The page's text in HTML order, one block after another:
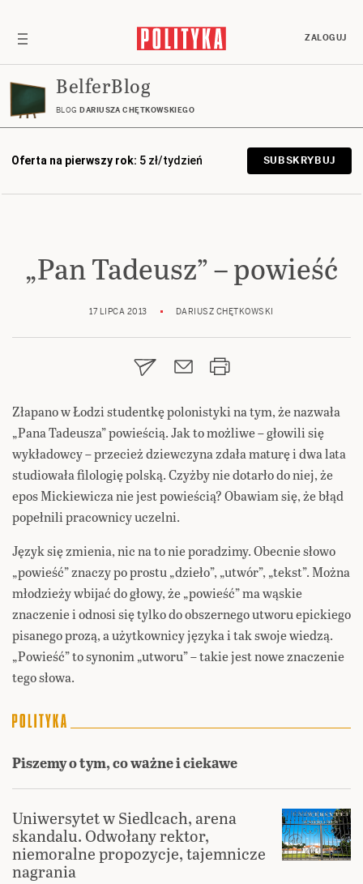
ZALOGUJ
BelferBlog
BLOG DARIUSZA CHĘTKOWSKIEGO
Oferta na pierwszy rok: 5 zł/tydzień SUBSKRYBUJ
„Pan Tadeusz” – powieść
17 LIPCA 2013 DARIUSZ CHĘTKOWSKI
Złapano w Łodzi studentkę polonistyki na tym, że nazwała
„Pana Tadeusza” powieścią. Jak to możliwe – głowili się
wykładowcy – przecież dziewczyna zdała maturę i dwa lata
studiowała filologię polską. Czyżby nie dotarło do niej, że
epos Mickiewicza nie jest powieścią? Obawiam się, że błąd
popełnili pracownicy uczelni.
Język się zmienia, nic na to nie poradzimy. Obecnie słowo
„powieść” znaczy po prostu „dzieło”, „utwór”, „tekst”. Można
młodzieży wbijać do głowy, że „powieść” ma wąskie
znaczenie i odnosi się tylko do obszernego utworu epickiego
pisanego prozą, a użytkownicy języka i tak swoje wiedzą.
„Powieść” to synonim „utworu” – takie jest nowe znaczenie
tego słowa.
Piszemy o tym, co ważne i ciekawe
Uniwersytet w Siedlcach, arena
skandalu. Odwołany rektor,
niemoralne propozycje, tajemnicze
nagrania